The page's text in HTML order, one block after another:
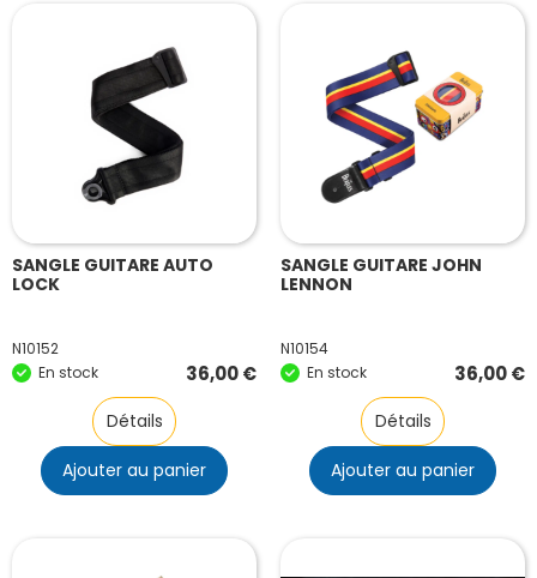
SANGLE GUITARE AUTO
LOCK
N10152
En stock
36,00€
Détails
Ajouter au panier
SANGLE GUITARE JOHN
LENNON
N10154
En stock
36,00€
Détails
Ajouter au panier